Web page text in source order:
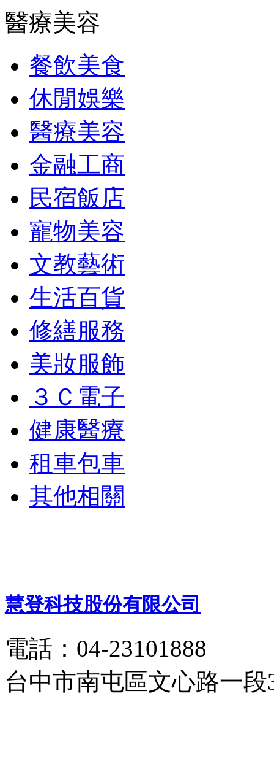
醫療美容
餐飲美食
休閒娛樂
醫療美容
金融工商
民宿飯店
寵物美容
文教藝術
生活百貨
修繕服務
美妝服飾
３Ｃ電子
健康醫療
租車包車
其他相關
慧登科技股份有限公司
電話：04-23101888
台中市南屯區文心路一段